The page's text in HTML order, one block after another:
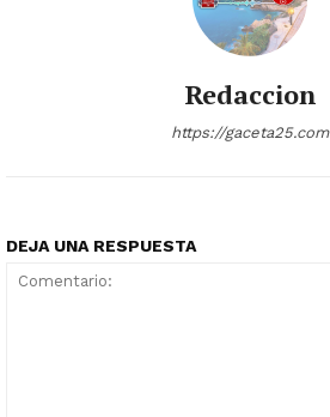
Redaccion
https://gaceta25.com
DEJA UNA RESPUESTA